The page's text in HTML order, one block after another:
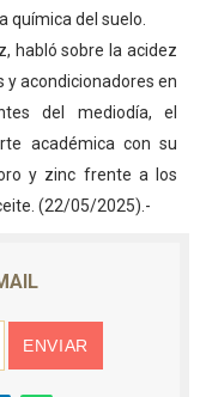
química del suelo.
habló sobre la acidez
y acondicionadores en
del mediodía, el
académica con su
y zinc frente a los
(22/05/2025).-